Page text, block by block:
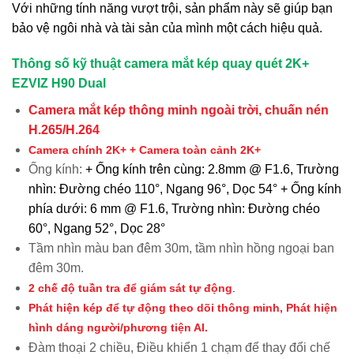
Với những tính năng vượt trội, sản phẩm này sẽ giúp bạn
bảo vệ ngôi nhà và tài sản của mình một cách hiệu quả.
Thông số kỹ thuật camera mắt kép quay quét 2K+
EZVIZ H90 Dual
Camera mắt kép thông minh ngoài trời, chuấn nén
H.265/H.264
Camera chính 2K+ + Camera toàn cảnh 2K+
Ống kính: + Ống kính trên cùng: 2.8mm @ F1.6, Trường
nhìn: Đường chéo 110°, Ngang 96°, Dọc 54° + Ống kính
phía dưới: 6 mm @ F1.6, Trường nhìn: Đường chéo
60°, Ngang 52°, Dọc 28°
Tầm nhìn màu ban đêm 30m, tầm nhìn hồng ngoại ban
đêm 30m.
2 chế độ tuần tra để giám sát tự động.
Phát hiện kép để tự động theo dõi thông minh, Phát hiện
hình dáng người/phương tiện AI.
Đàm thoại 2 chiều, Điều khiển 1 chạm để thay đổi chế